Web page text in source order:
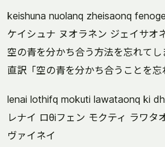
keishuna nuolanq zheisaonq
ケイシュナ ヌオラネン ジェイサオ
空の青を分かち合う方法を忘れてし
直訳「空の青を分かち合うことを忘
lenai lothifq mokuti lawataonq ki
レナイ ロθiフェン モクティ ラワタ
ヴァイネイ